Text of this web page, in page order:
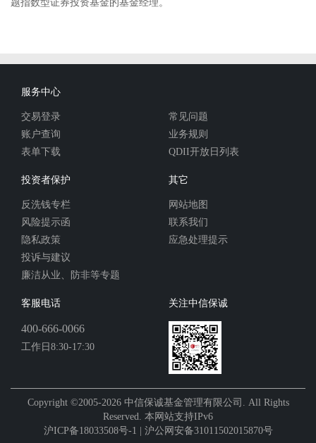
题指数型证券投资基金的基金经理。
服务中心
交易登录
账户查询
表单下载
常见问题
业务规则
QDII开放日列表
投资者保护
反洗钱专栏
风险提示函
隐私政策
投诉与建议
廉洁从业、防非等专题
其它
网站地图
联系我们
应急处理提示
客服电话
400-666-0066
工作日8:30-17:30
关注中信保诚
Copyright ©2005-2026 中信保诚基金管理有限公司. All Rights
Reserved. 本网站支持IPv6
沪ICP备18033508号-1 | 沪公网安备31011502015870号